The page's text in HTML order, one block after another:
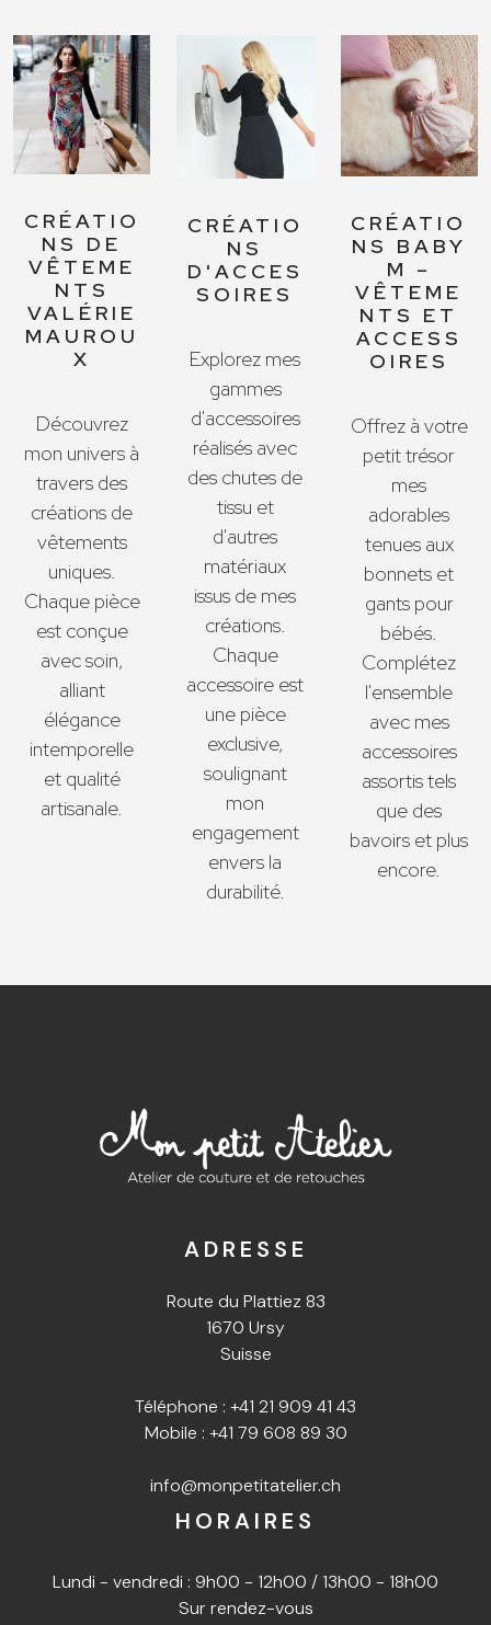
CRÉATIO
NS DE
VÊTEME
NTS
VALÉRIE
MAUROU
X
Découvrez
mon univers à
travers des
créations de
vêtements
uniques.
Chaque pièce
est conçue
avec soin,
alliant
élégance
intemporelle
et qualité
artisanale.
CRÉATIO
NS
D'ACCES
SOIRES
Explorez mes
gammes
d'accessoires
réalisés avec
des chutes de
tissu et
d'autres
matériaux
issus de mes
créations.
Chaque
accessoire est
une pièce
exclusive,
soulignant
mon
engagement
envers la
durabilité.
CRÉATIO
NS BABY
M –
VÊTEME
NTS ET
ACCESS
OIRES
Offrez à votre
petit trésor
mes
adorables
tenues aux
bonnets et
gants pour
bébés.
Complétez
l'ensemble
avec mes
accessoires
assortis tels
que des
bavoirs et plus
encore.
ADRESSE
Route du Plattiez 83
1670 Ursy
Suisse
Téléphone : +41 21 909 41 43
Mobile : +41 79 608 89 30
info@monpetitatelier.ch
HORAIRES
Lundi - vendredi : 9h00 - 12h00 / 13h00 - 18h00
Sur rendez-vous